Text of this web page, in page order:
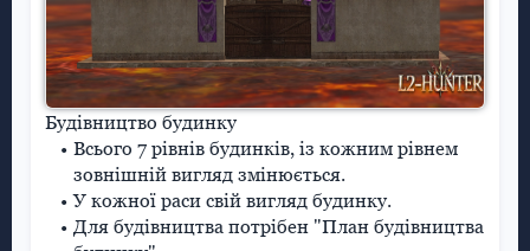
Будівництво будинку
Всього 7 рівнів будинків, із кожним рівнем
зовнішній вигляд змінюється.
У кожної раси свій вигляд будинку.
Для будівництва потрібен "План будівництва